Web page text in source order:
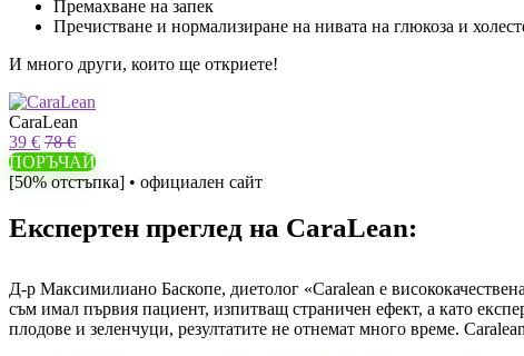
Премахване на запек
Пречистване и нормализиране на нивата на глюкоза и
И много други, които ще откриете!
CaraLean
39 € 78 €
ПОРЪЧАЙ
[50% отстъпка] • официален сайт
Експертен преглед на CaraLean:
Д-р Максимилиано Баскопе, диетолог «Caralean е
съм имал първия пациент, изпитващ страничен ефект, а като
плодове и зеленчуци, резултатите не отнемат много време.